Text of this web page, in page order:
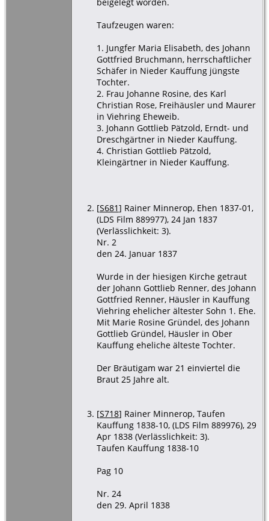
Taufzeugen waren:
1. Jungfer Maria Elisabeth, des Johann
Gottfried Bruchmann, herrschaftlicher
Schäfer in Nieder Kauffung jüngste
Tochter.
2. Frau Johanne Rosine, des Karl
Christian Rose, Freihäusler und Maurer
in Viehring Eheweib.
3. Johann Gottlieb Pätzold, Erndt- und
Dreschgärtner in Nieder Kauffung.
4. Christian Gottlieb Pätzold,
Kleingärtner in Nieder Kauffung.
[S681] Rainer Minnerop, Ehen 1837-01,
(LDS Film 889977), 24 Jan 1837
(Verlässlichkeit: 3).
Nr. 2
den 24. Januar 1837
Wurde in der hiesigen Kirche getraut
der Johann Gottlieb Renner, des Johann
Gottfried Renner, Häusler in Kauffung
Viehring ehelicher ältester Sohn 1. Ehe.
Mit Marie Rosine Gründel, des Johann
Gottlieb Gründel, Häusler in Ober
Kauffung eheliche älteste Tochter.
Der Bräutigam war 21 einviertel die
Braut 25 Jahre alt.
[S718] Rainer Minnerop, Taufen
Kauffung 1838-10, (LDS Film 889976), 29
Apr 1838 (Verlässlichkeit: 3).
Taufen Kauffung 1838-10
Pag 10
Nr. 24
den 29. April 1838